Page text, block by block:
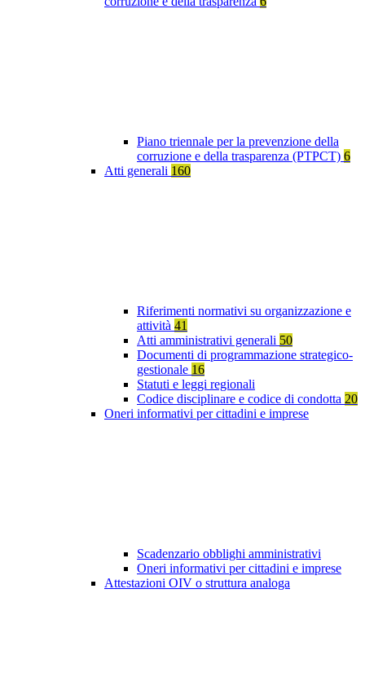
Piano triennale per la prevenzione della
corruzione e della trasparenza (PTPCT) 6
Atti generali 160
Riferimenti normativi su organizzazione e
attività 41
Atti amministrativi generali 50
Documenti di programmazione strategico-
gestionale 16
Statuti e leggi regionali
Codice disciplinare e codice di condotta 20
Oneri informativi per cittadini e imprese
Scadenzario obblighi amministrativi
Oneri informativi per cittadini e imprese
Attestazioni OIV o struttura analoga